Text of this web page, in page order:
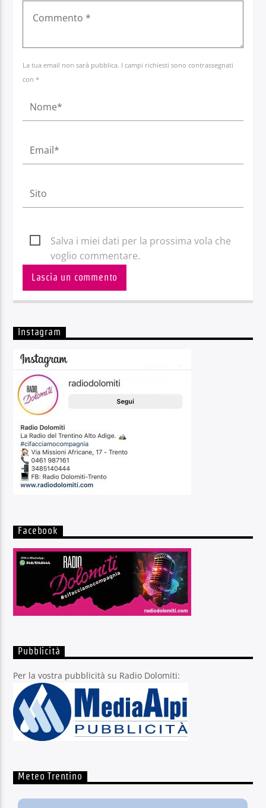
La tua email non sarà pubblica. I campi richiesti sono contrassegnati
con *
Salva i miei dati per la prossima vola che
voglio commentare.
Instagram
Facebook
Pubblicità
Per la vostra pubblicità su Radio Dolomiti:
Meteo Trentino